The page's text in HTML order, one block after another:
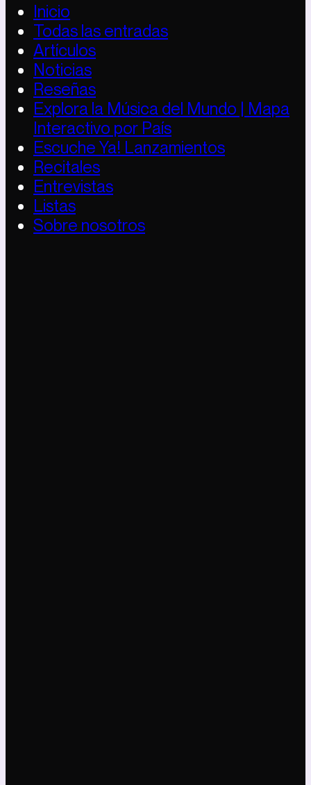
Inicio
Todas las entradas
Artículos
Noticias
Reseñas
Explora la Música del Mundo | Mapa
Interactivo por País
Escuche Ya! Lanzamientos
Recitales
Entrevistas
Listas
Sobre nosotros